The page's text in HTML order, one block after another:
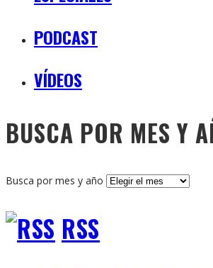
PODCAST
VÍDEOS
BUSCA POR MES Y
Busca por mes y año
RSS